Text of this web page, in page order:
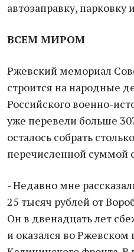
автозаправку, парковку
ВСЕМ МИРОМ
Ржевский мемориал
строится на народные
Российского военно-
уже перевели больше
осталось собрать
перечисленной суммой
- Недавно мне
25 тысяч рублей от
Он в двенадцать лет
и оказался во Ржевском